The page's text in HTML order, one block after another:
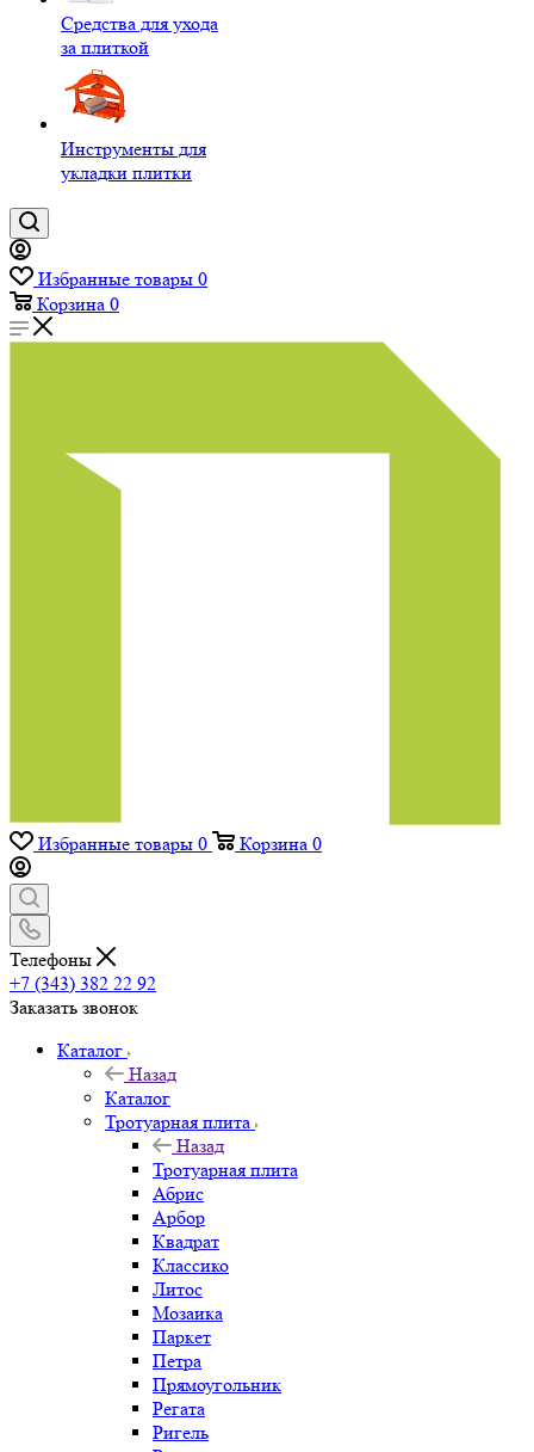
Средства для ухода
за плиткой
Инструменты для
укладки плитки
Избранные товары 0
Корзина 0
Избранные товары 0 Корзина 0
Телефоны
+7 (343) 382 22 92
Заказать звонок
Каталог
Назад
Каталог
Тротуарная плита
Назад
Тротуарная плита
Абрис
Арбор
Квадрат
Классико
Литос
Мозаика
Паркет
Петра
Прямоугольник
Регата
Ригель